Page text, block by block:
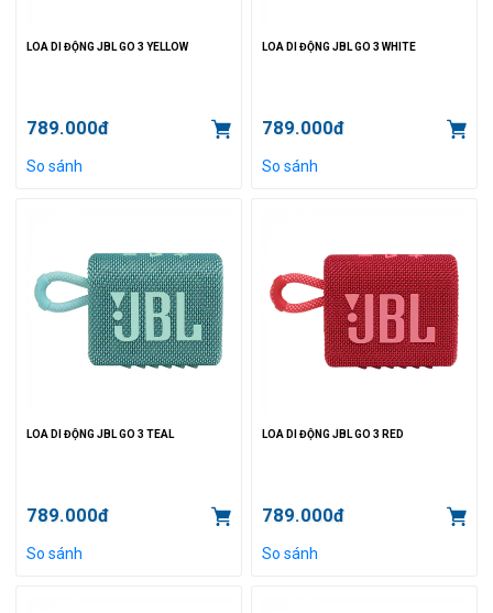
LOA DI ĐỘNG JBL GO 3 YELLOW
789.000đ
So sánh
LOA DI ĐỘNG JBL GO 3 WHITE
789.000đ
So sánh
LOA DI ĐỘNG JBL GO 3 TEAL
789.000đ
So sánh
LOA DI ĐỘNG JBL GO 3 RED
789.000đ
So sánh